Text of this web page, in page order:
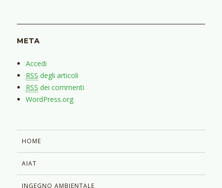
META
Accedi
RSS degli articoli
RSS dei commenti
WordPress.org
HOME
AIAT
INGEGNO AMBIENTALE